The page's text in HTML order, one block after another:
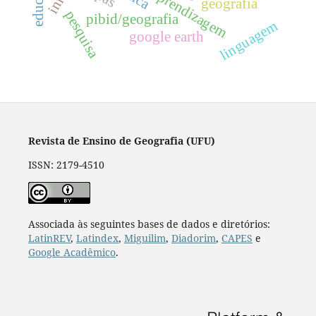
pibid/geografia
geografia
google earth
pesquisa linguagem
Revista de Ensino de Geografia (UFU)
ISSN: 2179-4510
Associada às seguintes bases de dados e diretórios:
LatinREV, Latindex, Miguilim, Diadorim, CAPES e
Google Acadêmico.